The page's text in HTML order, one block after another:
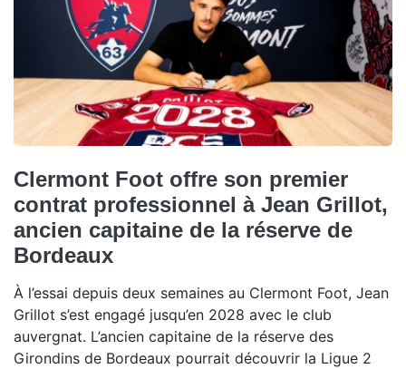
Clermont Foot offre son premier
contrat professionnel à Jean Grillot,
ancien capitaine de la réserve de
Bordeaux
À l’essai depuis deux semaines au Clermont Foot, Jean
Grillot s’est engagé jusqu’en 2028 avec le club
auvergnat. L’ancien capitaine de la réserve des
Girondins de Bordeaux pourrait découvrir la Ligue 2